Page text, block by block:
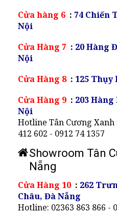
Cửa hàng 6 : 74 Chiến
Nội
Cửa Hàng 7 : 20 Hàng
Nội
Cửa Hàng 8 : 125 Thụy
Cửa Hàng 9 : 203
Nội
Hotline Tân Cương Xanh
412 602 - 0912 74 1357
Showroom Tân
Nẵng
Cửa Hàng 10 : 262
Châu, Đà Nẵng
Hotline: 02363 863 866 -